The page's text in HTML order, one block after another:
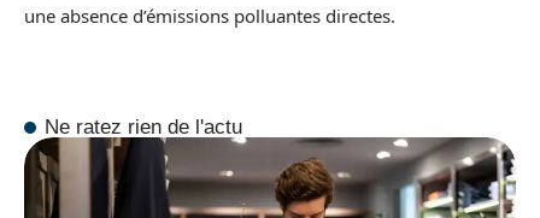
une absence d’émissions polluantes directes.
Ne ratez rien de l'actu